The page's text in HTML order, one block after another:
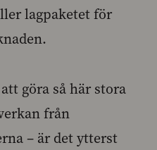
lagpaketet för
göra så här stora
från
– är det ytterst